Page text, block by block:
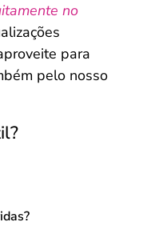
no
para
pelo nosso